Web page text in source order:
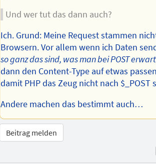
Und wer tut das dann auch?
Ich. Grund: Meine Request stammen
Browsern. Vor allem wenn ich Daten
so ganz das sind, was man bei POST
dann den Content-Type auf etwas
damit PHP das Zeug nicht nach $_POST
Andere machen das bestimmt auch…
Beitrag melden